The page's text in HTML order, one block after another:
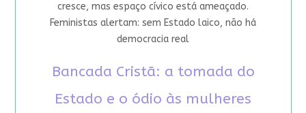
cresce, mas espaço cívico está ameaçado.
Feministas alertam: sem Estado laico, não há
democracia real
Bancada Cristã: a tomada do
Estado e o ódio às mulheres